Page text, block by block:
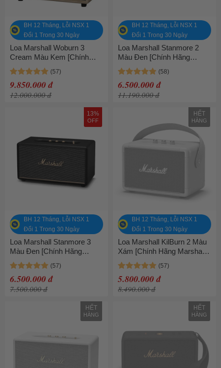
BH 12 Tháng, Lỗi NSX 1
Đổi 1 Trong 30 Ngày
Loa Marshall Woburn 3
Cream Màu Kem [Chính
Hãng Marshall - Bảo hành 1
năm]
9.850.000 đ
12.000.000 đ
BH 12 Tháng, Lỗi NSX 1
Đổi 1 Trong 30 Ngày
Loa Marshall Stanmore 2
Màu Đen [Chính Hãng
Marshall - Bảo hành 1 năm]
6.500.000 đ
11.190.000 đ
13%
OFF
BH 12 Tháng, Lỗi NSX 1
Đổi 1 Trong 30 Ngày
Loa Marshall Stanmore 3
Màu Đen [Chính Hãng
Marshall - Bảo hành 1 năm]
6.500.000 đ
7.500.000 đ
HẾT
HÀNG
BH 12 Tháng, Lỗi NSX 1
Đổi 1 Trong 30 Ngày
Loa Marshall KilBurn 2 Màu
Xám [Chính Hãng Marshall -
Bảo hành 1 năm]
5.800.000 đ
8.490.000 đ
HẾT
HÀNG
HẾT
HÀNG